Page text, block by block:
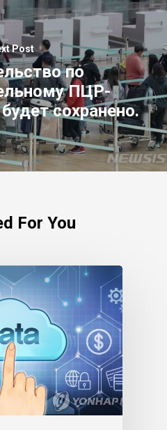
Post
по
ПЦР-
сохранено.
For You